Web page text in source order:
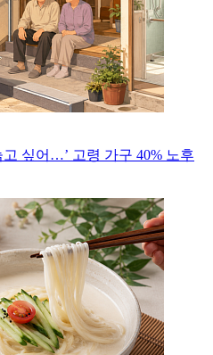
고 싶어…’ 고령 가구 40% 노후